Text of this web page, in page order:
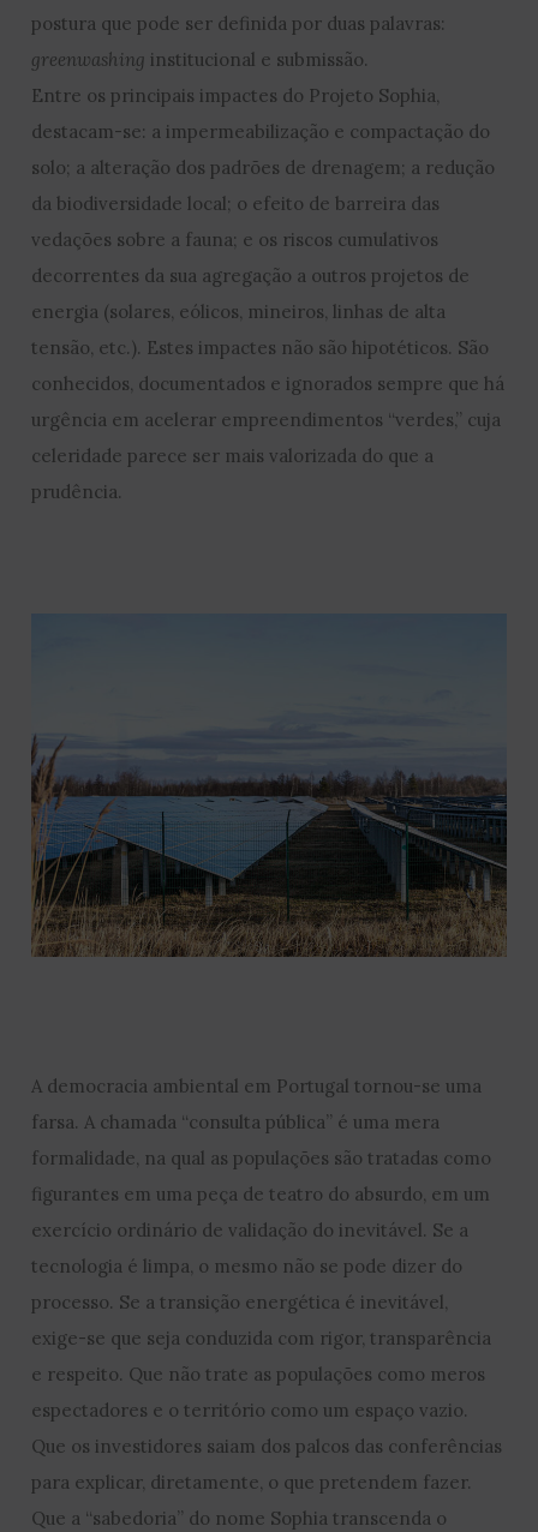
postura que pode ser definida por duas palavras:
greenwashing institucional e submissão.
Entre os principais impactes do Projeto Sophia,
destacam-se: a impermeabilização e compactação do
solo; a alteração dos padrões de drenagem; a redução
da biodiversidade local; o efeito de barreira das
vedações sobre a fauna; e os riscos cumulativos
decorrentes da sua agregação a outros projetos de
energia (solares, eólicos, mineiros, linhas de alta
tensão, etc.). Estes impactes não são hipotéticos. São
conhecidos, documentados e ignorados sempre que há
urgência em acelerar empreendimentos “verdes,” cuja
celeridade parece ser mais valorizada do que a
prudência.
A democracia ambiental em Portugal tornou-se uma
farsa. A chamada “consulta pública” é uma mera
formalidade, na qual as populações são tratadas como
figurantes em uma peça de teatro do absurdo, em um
exercício ordinário de validação do inevitável. Se a
tecnologia é limpa, o mesmo não se pode dizer do
processo. Se a transição energética é inevitável,
exige-se que seja conduzida com rigor, transparência
e respeito. Que não trate as populações como meros
espectadores e o território como um espaço vazio.
Que os investidores saiam dos palcos das conferências
para explicar, diretamente, o que pretendem fazer.
Que a “sabedoria” do nome Sophia transcenda o